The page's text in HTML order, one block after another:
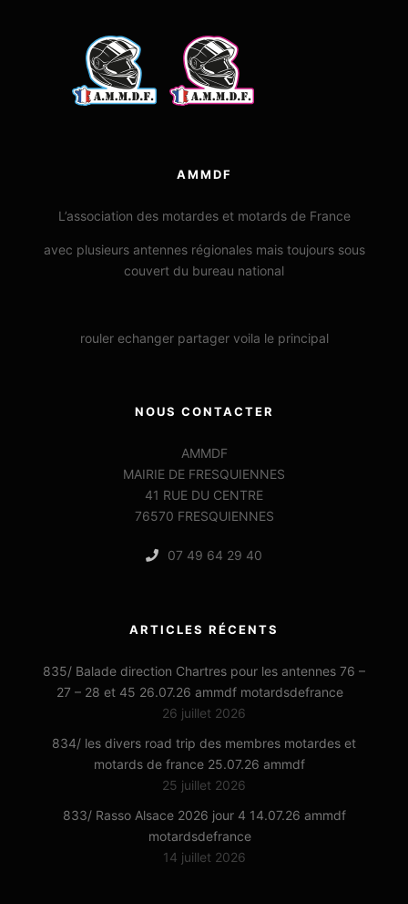
AMMDF
L’association des motardes et motards de France
avec plusieurs antennes régionales mais toujours sous
couvert du bureau national
rouler echanger partager voila le principal
NOUS CONTACTER
AMMDF
MAIRIE DE FRESQUIENNES
41 RUE DU CENTRE
76570 FRESQUIENNES
07 49 64 29 40
ARTICLES RÉCENTS
835/ Balade direction Chartres pour les antennes 76 –
27 – 28 et 45 26.07.26 ammdf motardsdefrance
26 juillet 2026
834/ les divers road trip des membres motardes et
motards de france 25.07.26 ammdf
25 juillet 2026
833/ Rasso Alsace 2026 jour 4 14.07.26 ammdf
motardsdefrance
14 juillet 2026